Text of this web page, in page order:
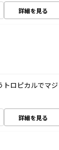
詳細を見る
トロピカルでマジ
詳細を見る